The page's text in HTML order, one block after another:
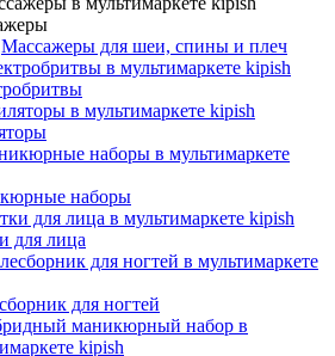
Массажеры для шеи, спины и плеч
наборы
для лица
для ногтей